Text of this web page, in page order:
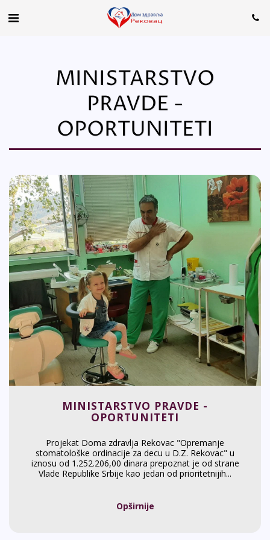
MINISTARSTVO
PRAVDE -
OPORTUNITETI
MINISTARSTVO PRAVDE -
OPORTUNITETI
Projekat Doma zdravlja Rekovac "Opremanje
stomatološke ordinacije za decu u D.Z. Rekovac" u
iznosu od 1.252.206,00 dinara prepoznat je od strane
Vlade Republike Srbije kao jedan od prioritetnijih...
Opširnije